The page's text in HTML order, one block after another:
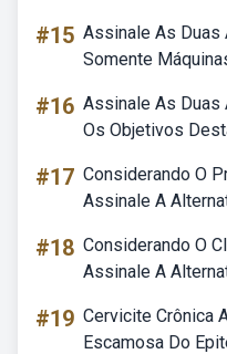
#15 Assinale As Duas
Somente
#16 Assinale As Duas
Os Objetivos
#17 Considerando O
Assinale A
#18 Considerando O
Assinale A
#19 Cervicite Crônica
Escamosa Do